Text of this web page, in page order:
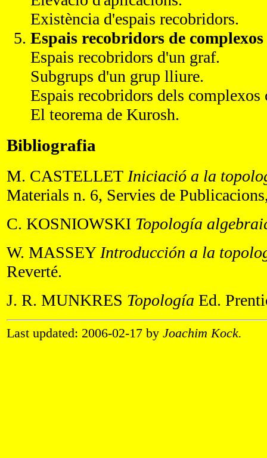
Existència d'espais recobridors.
Espais recobridors de
Espais recobridors d'un graf.
Subgrups d'un grup lliure.
Espais recobridors dels complexos
El teorema de Kurosh.
Bibliografia
M. CASTELLET Iniciació a la
Materials n. 6, Servies de
C. KOSNIOWSKI Topología
W. MASSEY Introducción a la
Reverté.
J. R. MUNKRES Topología Ed.
Last updated: 2006-02-17 by Joachim Kock.